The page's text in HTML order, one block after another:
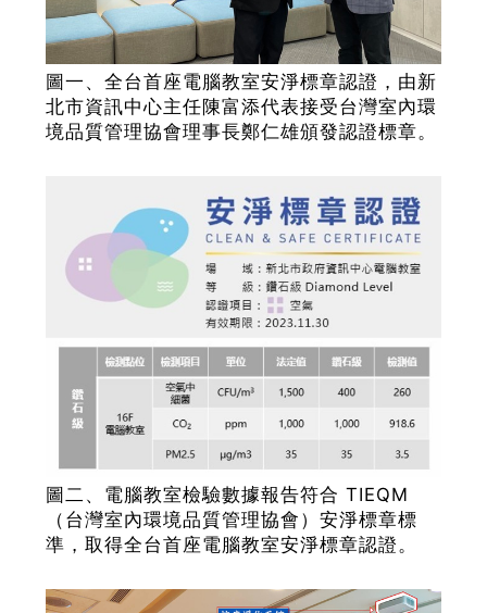
圖一、全台首座電腦教室安淨標章認證，由新
北市資訊中心主任陳富添代表接受台灣室內環
境品質管理協會理事長鄭仁雄頒發認證標章。
圖二、電腦教室檢驗數據報告符合 TIEQM
（台灣室內環境品質管理協會）安淨標章標
準，取得全台首座電腦教室安淨標章認證。